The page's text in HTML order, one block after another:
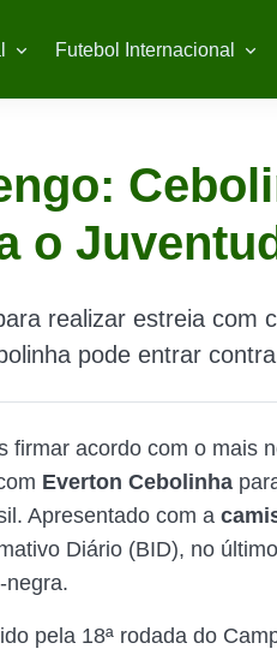
Futebol Internacional
o
realizar estreia com
pode entrar
firmar acordo com o mais
Everton Cebolinha
Apresentado com a
Diário (BID), no
negra.
pela 18ª rodada do